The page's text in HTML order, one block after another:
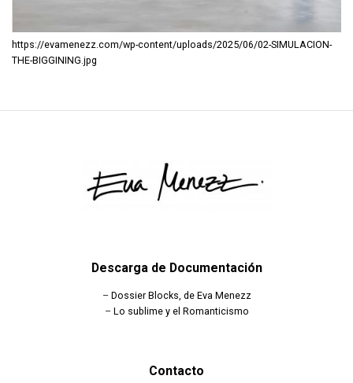
https://evamenezz.com/wp-content/uploads/2025/06/02-SIMULACION-
THE-BIGGINING.jpg
Descarga de Documentación
– Dossier Blocks, de Eva Menezz
– Lo sublime y el Romanticismo
Contacto